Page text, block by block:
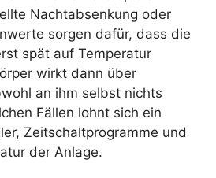
Nachtabsenkung oder
sorgen dafür, dass die
spät auf Temperatur
wirkt dann über
an ihm selbst nichts
Fällen lohnt sich ein
Zeitschaltprogramme und
der Anlage.